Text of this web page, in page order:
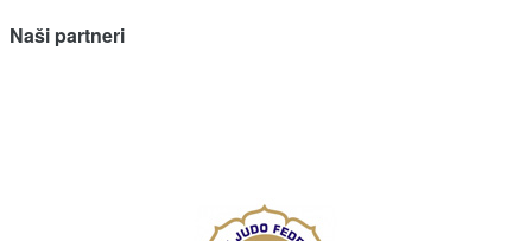
Naši partneri